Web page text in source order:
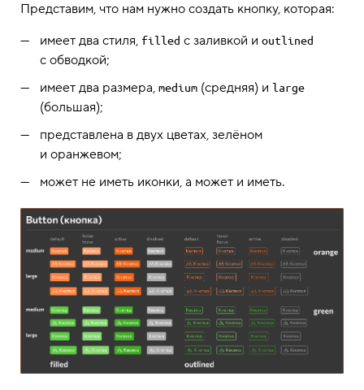
Представим, что нам нужно создать кнопку, которая:
имеет два стиля, filled с заливкой и outlined
с обводкой;
имеет два размера, medium (средняя) и large
(большая);
представлена в двух цветах, зелёном
и оранжевом;
может не иметь иконки, а может и иметь.